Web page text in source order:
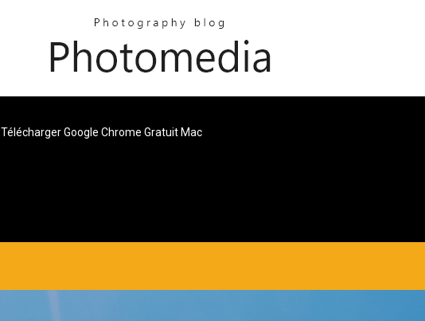
Télécharger Google Chrome Gratuit Mac